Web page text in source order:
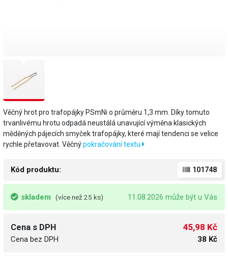
Věčný hrot pro trafopájky PSmNi o průměru 1,3 mm. Díky tomuto
trvanlivému hrotu odpadá neustálá unavující výměna klasických
měděných pájecích smyček trafopájky, které mají tendenci se velice
rychle přetavovat. Věčnýpokračování textu
Kód produktu: 101748
skladem (více než 25 ks) 11.08.2026 může být u Vás
Cena s DPH
Cena bez DPH
45,98 Kč
38 Kč